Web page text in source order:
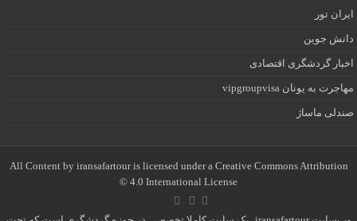
ایران تور
دانش جوین
اخبار گردشگری اقتصادی
مهاجرت به یونان vipgroupvisa
صندلی ماساژ
All Content by iransafartour is licensed under a Creative Commons Attribution
4.0 International License ©️